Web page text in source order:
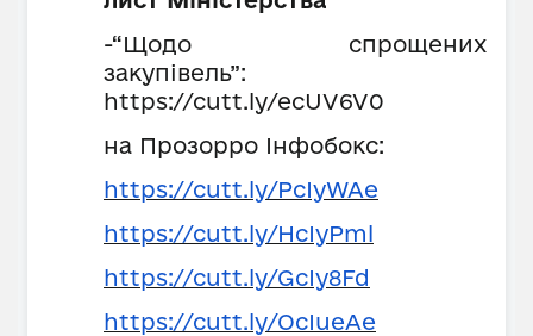
-“Щодо спрощених
закупівель”:
https://cutt.ly/ecUV6V0
на Прозорро Інфобокс:
https://cutt.ly/PcIyWAe
https://cutt.ly/HcIyPml
https://cutt.ly/GcIy8Fd
https://cutt.ly/OcIueAe